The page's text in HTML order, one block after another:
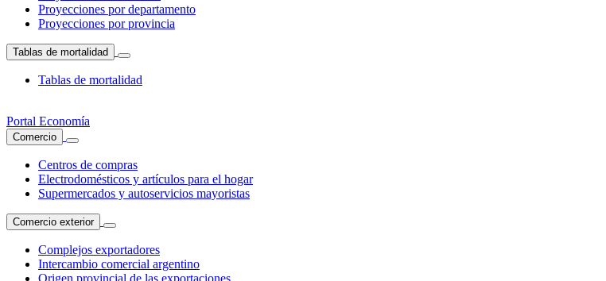
Proyecciones por departamento
Proyecciones por provincia
Tablas de mortalidad
Tablas de mortalidad
Portal Economía
Comercio
Centros de compras
Electrodomésticos y artículos para el hogar
Supermercados y autoservicios mayoristas
Comercio exterior
Complejos exportadores
Intercambio comercial argentino
Origen provincial de las exportaciones